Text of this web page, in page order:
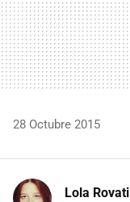
28 Octubre 2015
Lola Rovati